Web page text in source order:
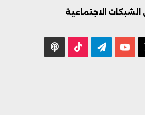
الشبكات الاجتماعية
يوتيوب تيلقرام ‫TikTok